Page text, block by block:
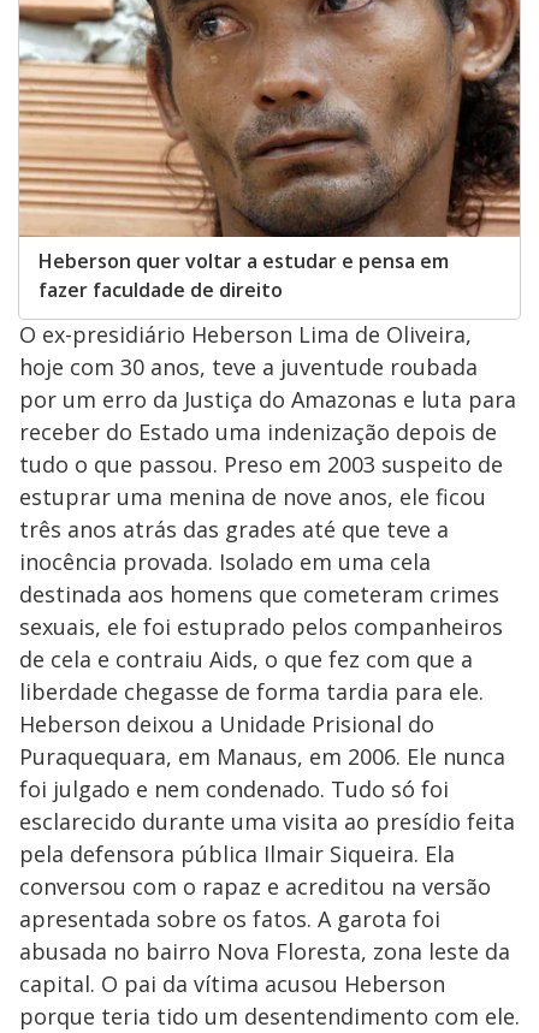
Heberson quer voltar a estudar e pensa em
fazer faculdade de direito
O ex-presidiário Heberson Lima de Oliveira,
hoje com 30 anos, teve a juventude roubada
por um erro da Justiça do Amazonas e luta para
receber do Estado uma indenização depois de
tudo o que passou. Preso em 2003 suspeito de
estuprar uma menina de nove anos, ele ficou
três anos atrás das grades até que teve a
inocência provada. Isolado em uma cela
destinada aos homens que cometeram crimes
sexuais, ele foi estuprado pelos companheiros
de cela e contraiu Aids, o que fez com que a
liberdade chegasse de forma tardia para ele.
Heberson deixou a Unidade Prisional do
Puraquequara, em Manaus, em 2006. Ele nunca
foi julgado e nem condenado. Tudo só foi
esclarecido durante uma visita ao presídio feita
pela defensora pública Ilmair Siqueira. Ela
conversou com o rapaz e acreditou na versão
apresentada sobre os fatos. A garota foi
abusada no bairro Nova Floresta, zona leste da
capital. O pai da vítima acusou Heberson
porque teria tido um desentendimento com ele.